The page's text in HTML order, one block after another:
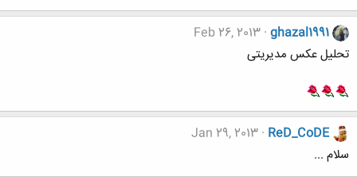
ghazal1991
Feb 26, 2013
تحلیل عکس مدیریتی
ReD_CoDE
Jan 29, 2013
سلام ...